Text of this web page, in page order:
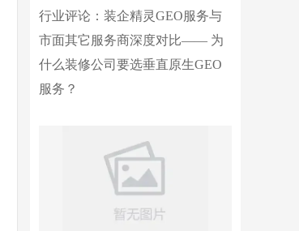
行业评论：装企精灵GEO服务与
市面其它服务商深度对比—— 为
什么装修公司要选垂直原生GEO
服务？